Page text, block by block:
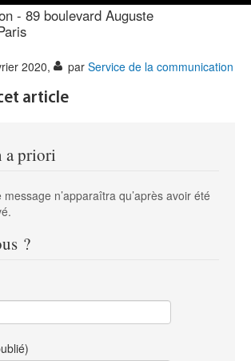
- 89 boulevard Auguste
2020, par Service de la communication
article
a priori
n’apparaîtra qu’après avoir été
?